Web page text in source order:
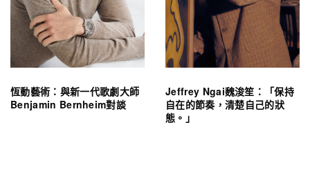
恆動藝術：與新一代歌劇大師
Benjamin Bernheim對談
Jeffrey Ngai魏浚笙：「保持
自在的節奏，清楚自己的狀
態。」